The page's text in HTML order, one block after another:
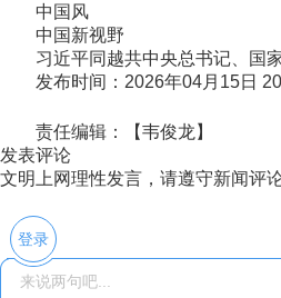
中国风
中国新视野
习近平同越共中央总书记、国
发布时间：2026年04月15日
责任编辑：【韦俊龙】
发表评论
文明上网理性发言，请遵守新闻评
登录